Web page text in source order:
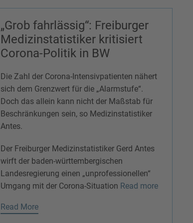
„Grob fahrlässig“: Freiburger
Medizinstatistiker kritisiert
Corona-Politik in BW
Die Zahl der Corona-Intensivpatienten nähert
sich dem Grenzwert für die „Alarmstufe“.
Doch das allein kann nicht der Maßstab für
Beschränkungen sein, so Medizinstatistiker
Antes.
Der Freiburger Medizinstatistiker Gerd Antes
wirft der baden-württembergischen
Landesregierung einen „unprofessionellen“
Umgang mit der Corona-Situation Read more
Read More